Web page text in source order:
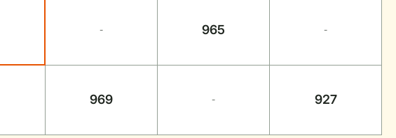
- 965 -
969 - 927